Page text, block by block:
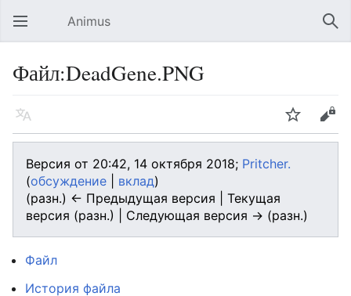
Открыть главное меню Animus
Файл:DeadGene.PNG
Язык Следить
Версия от 20:42, 14 октября 2018; Pritcher.
(обсуждение вклад)
(разн.) ← Предыдущая версия | Текущая
версия (разн.) | Следующая версия → (разн.)
Файл
История файла